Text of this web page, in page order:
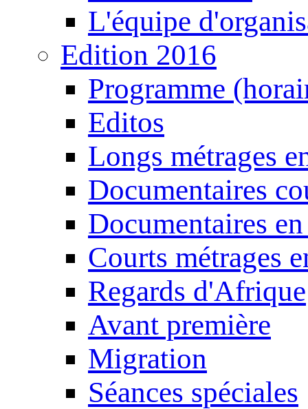
L'équipe
Edition 2016
Programme
Editos
Longs métrages
Documentaires
Documentaires
Courts métrages
Regards d'Afrique
Avant première
Migration
Séances spéciales